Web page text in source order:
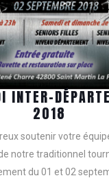
INTER-
2018
INTER-
2018
soutenir votre
notre traditionnel
du 01 et 02